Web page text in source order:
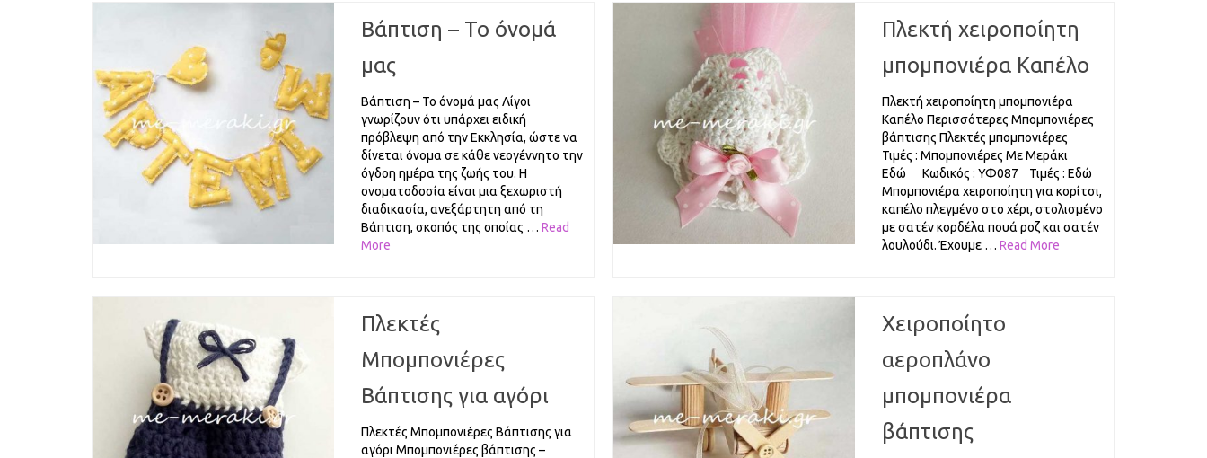
Βάπτιση – Το όνομά
μας
Βάπτιση – Το όνομά μας Λίγοι
γνωρίζουν ότι υπάρχει ειδική
πρόβλεψη από την Εκκλησία, ώστε να
δίνεται όνομα σε κάθε νεογέννητο την
όγδοη ημέρα της ζωής του. Η
ονοματοδοσία είναι μια ξεχωριστή
διαδικασία, ανεξάρτητη από τη
Βάπτιση, σκοπός της οποίας … Read
More
Πλεκτή χειροποίητη
μπομπονιέρα Καπέλο
Πλεκτή χειροποίητη μπομπονιέρα
Καπέλο Περισσότερες Μπομπονιέρες
βάπτισης Πλεκτές μπομπονιέρες
Τιμές : Μπομπονιέρες Με Μεράκι
Εδώ Κωδικός : ΥΦ087 Τιμές : Εδώ
Μπομπονιέρα χειροποίητη για κορίτσι,
καπέλο πλεγμένο στο χέρι, στολισμένο
με σατέν κορδέλα πουά ροζ και σατέν
λουλούδι. Έχουμε … Read More
Πλεκτές
Μπομπονιέρες
Βάπτισης για αγόρι
Πλεκτές Μπομπονιέρες Βάπτισης για
αγόρι Μπομπονιέρες βάπτισης –
Χειροποίητο
αεροπλάνο
μπομπονιέρα
βάπτισης